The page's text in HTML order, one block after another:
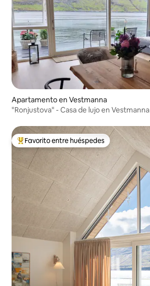
Apartamento en Vestmanna
"Ronjustova" - Casa de lujo en Vestmanna
Favorito entre huéspedes preferido
Favorito entre huéspedes